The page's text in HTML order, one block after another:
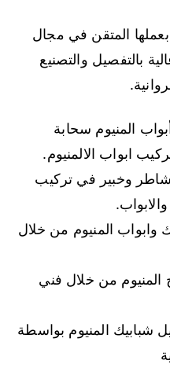
بعملها المتقن في مجال
بالتفصيل والتصنيع
المنيوم سحابة
ابواب الالمنيوم.
شاطر وخبير في تركيب
وابواب المنيوم من خلال
من خلال فني
شبابيك المنيوم بواسطة